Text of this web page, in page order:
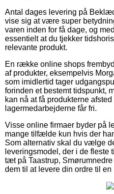
Antal dages levering på
vise sig at være super
varen inden for få dage, og
essentielt at du tjekker
relevante produkt.
En række online shops
af produkter, eksempelvis
som imidlertid tager
forinden et bestemt tidspunkt,
kan nå at få produkterne afsted
lagermedarbejderne får fri.
Visse online firmaer byder på
mange tilfælde kun hvis der
Som alternativ skal du vælge
leveringsmodel, der i de
tæt på Taastrup,
dem til at levere din ordre til en